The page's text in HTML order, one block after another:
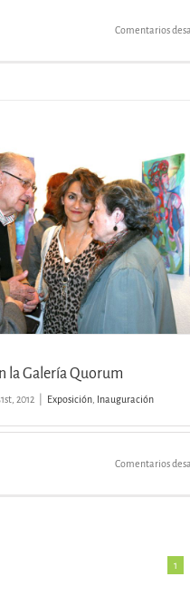
Comentarios
la Galería Quorum
2012 Exposición Inauguración
Comentarios
1